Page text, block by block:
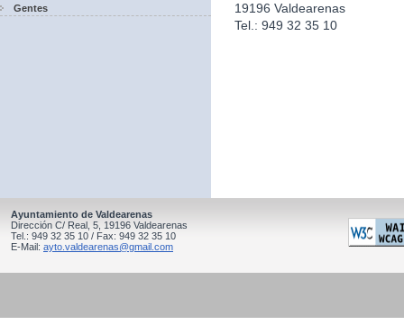
Gentes
19196 Valdearenas
Tel.: 949 32 35 10
Ayuntamiento de Valdearenas
Dirección C/ Real, 5, 19196 Valdearenas
Tel.: 949 32 35 10 / Fax: 949 32 35 10
E-Mail: ayto.valdearenas@gmail.com